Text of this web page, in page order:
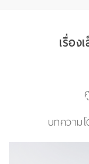
เรื่อ
บทความ